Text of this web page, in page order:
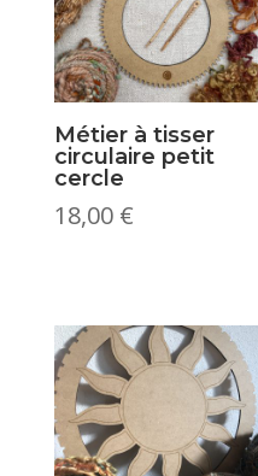
Métier à tisser
circulaire petit
cercle
18,00 €